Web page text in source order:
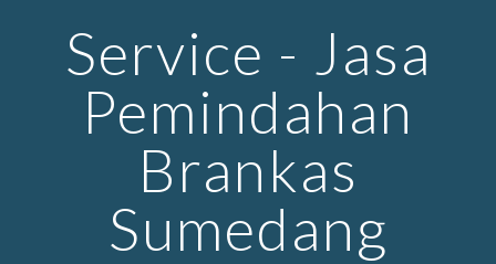
Service - Jasa
Pemindahan
Brankas
Sumedang